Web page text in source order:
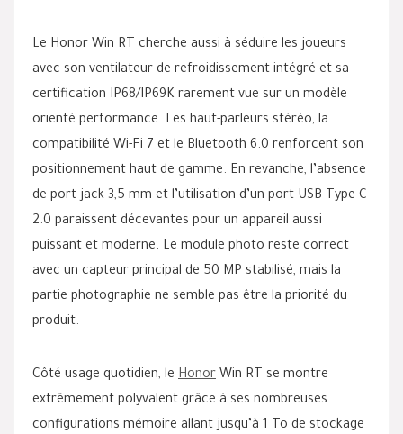
Le Honor Win RT cherche aussi à séduire les joueurs
avec son ventilateur de refroidissement intégré et sa
certification IP68/IP69K rarement vue sur un modèle
orienté performance. Les haut-parleurs stéréo, la
compatibilité Wi-Fi 7 et le Bluetooth 6.0 renforcent son
positionnement haut de gamme. En revanche, l’absence
de port jack 3,5 mm et l’utilisation d’un port USB Type-C
2.0 paraissent décevantes pour un appareil aussi
puissant et moderne. Le module photo reste correct
avec un capteur principal de 50 MP stabilisé, mais la
partie photographie ne semble pas être la priorité du
produit.
Côté usage quotidien, le Honor Win RT se montre
extrêmement polyvalent grâce à ses nombreuses
configurations mémoire allant jusqu’à 1 To de stockage